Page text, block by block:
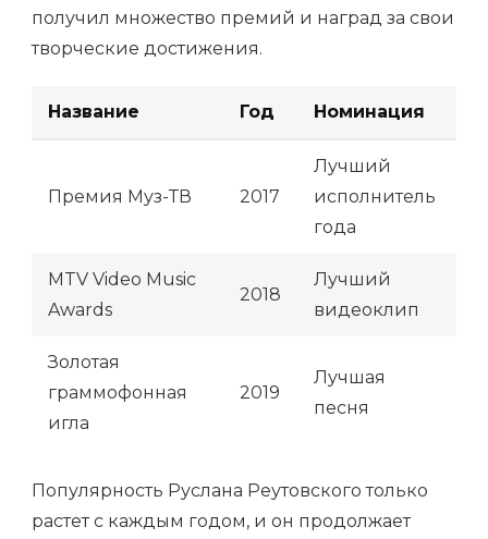
получил множество премий и наград за свои
творческие достижения.
Название Год Номинация
Премия Муз-ТВ 2017
Лучший
исполнитель
года
MTV Video Music
Awards
2018
Лучший
видеоклип
Золотая
граммофонная
игла
2019
Лучшая
песня
Популярность Руслана Реутовского только
растет с каждым годом, и он продолжает